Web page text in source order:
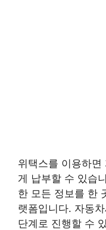
위택스를 이용하
게 납부할 수 있습
한 모든 정보를 한
랫폼입니다. 자동
단계로 진행할 수